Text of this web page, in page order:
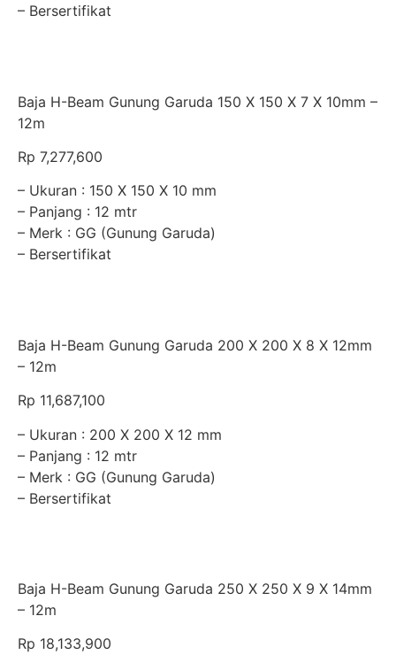
– Bersertifikat
Baja H-Beam Gunung Garuda 150 X 150 X 7 X 10mm –
12m
Rp 7,277,600
– Ukuran : 150 X 150 X 10 mm
– Panjang : 12 mtr
– Merk : GG (Gunung Garuda)
– Bersertifikat
Baja H-Beam Gunung Garuda 200 X 200 X 8 X 12mm
– 12m
Rp 11,687,100
– Ukuran : 200 X 200 X 12 mm
– Panjang : 12 mtr
– Merk : GG (Gunung Garuda)
– Bersertifikat
Baja H-Beam Gunung Garuda 250 X 250 X 9 X 14mm
– 12m
Rp 18,133,900